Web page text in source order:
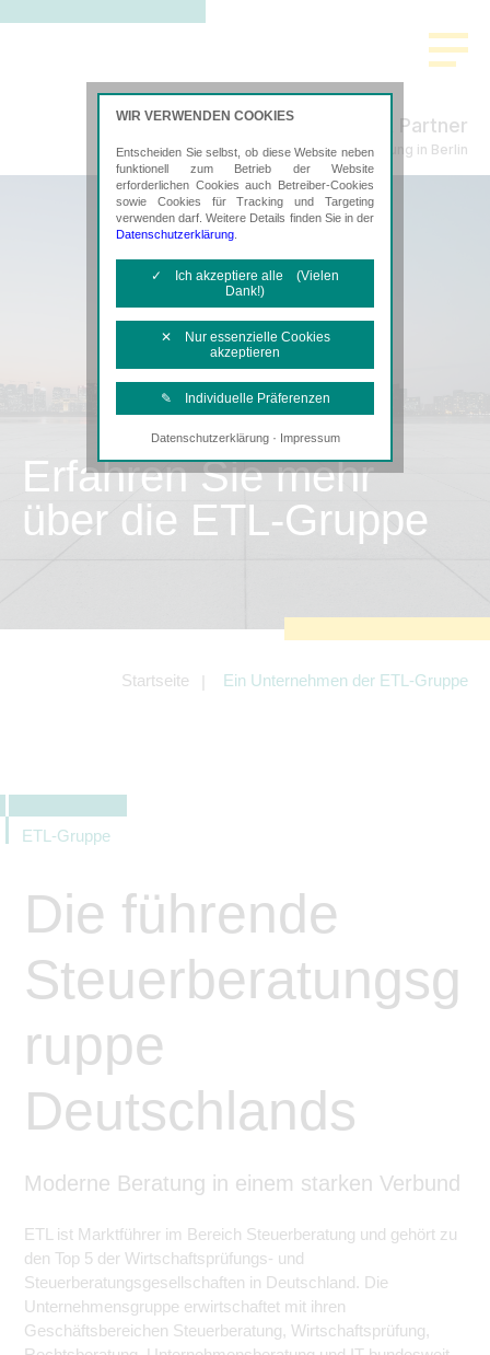
Küpper & Partner
Steuerberatung in Berlin
Erfahren Sie mehr
über die ETL-Gruppe
Startseite Ein Unternehmen der ETL-Gruppe
ETL-Gruppe
Die führende
Steuerberatungsg
ruppe
Deutschlands
Moderne Beratung in einem starken Verbund
ETL ist Marktführer im Bereich Steuerberatung und gehört zu
den Top 5 der Wirtschaftsprüfungs- und
Steuerberatungsgesellschaften in Deutschland. Die
Unternehmensgruppe erwirtschaftet mit ihren
Geschäftsbereichen Steuerberatung, Wirtschaftsprüfung,
WIR VERWENDEN COOKIES
Entscheiden Sie selbst, ob diese Website neben
funktionell zum Betrieb der Website
erforderlichen Cookies auch Betreiber-Cookies
sowie Cookies für Tracking und Targeting
verwenden darf. Weitere Details finden Sie in der
Datenschutzerklärung
✓ Ich akzeptiere alle (Vielen
Dank!)
✕ Nur essenzielle Cookies
akzeptieren
✎ Individuelle Präferenzen
Notwendige Cookies
Diese Cookies sind erforderlich, um die
grundlegende Funktionalität der Website
Tracking- und Targeting-Cookies
Angebotes einschließlich der
Angeboten von z.B. Facebook und
LinkedIn.
Datenschutzerklärung· Impressum